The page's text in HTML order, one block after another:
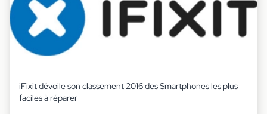
iFixit dévoile son classement 2016 des Smartphones les plus
faciles à réparer